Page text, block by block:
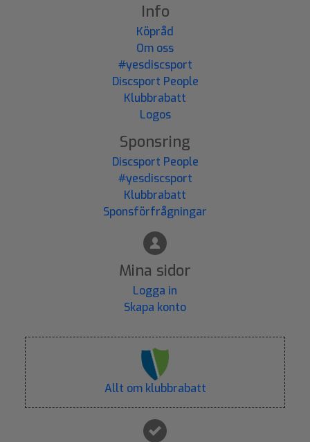
Info
Köpråd
Om oss
#yesdiscsport
Discsport People
Klubbrabatt
Logos
Sponsring
Discsport People
#yesdiscsport
Klubbrabatt
Sponsförfrågningar
Mina sidor
Logga in
Skapa konto
Allt om klubbrabatt